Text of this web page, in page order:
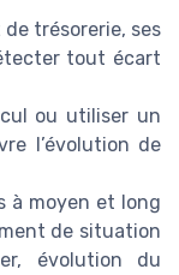
trésorerie, ses
tout écart
ou utiliser un
l’évolution de
à moyen et long
de situation
évolution du